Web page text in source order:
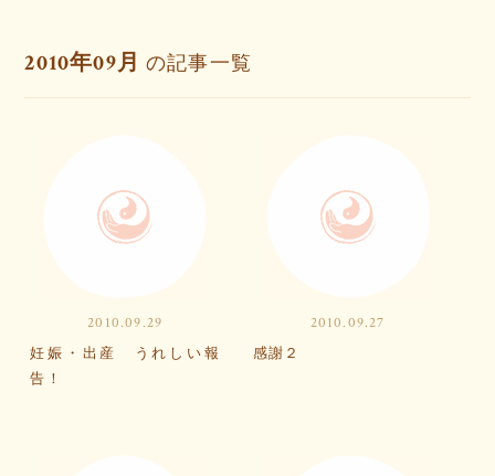
2010年09月 の記事一覧
2010.09.29
妊娠・出産 うれしい報
告！
2010.09.27
感謝２